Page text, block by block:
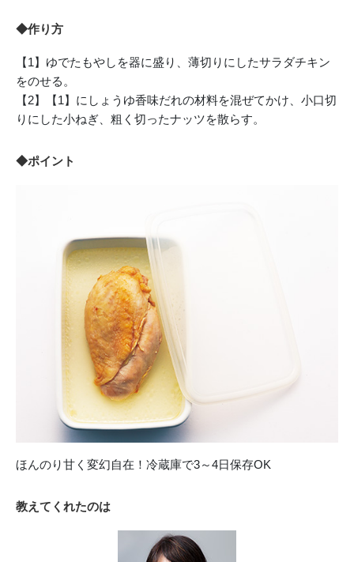
◆作り方
【1】ゆでたもやしを器に盛り、薄切りにしたサラダチキン
をのせる。
【2】【1】にしょうゆ香味だれの材料を混ぜてかけ、小口切
りにした小ねぎ、粗く切ったナッツを散らす。
◆ポイント
ほんのり甘く変幻自在！冷蔵庫で3～4日保存OK
教えてくれたのは